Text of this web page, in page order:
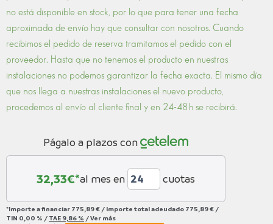
1.199,00 €.699,00 €.
no está disponible en stock, por lo que para tener una fecha
aproximada de envío hay que consultar con nosotros. Cuando
recibimos el pedido de reserva tramitamos el pedido con el
proveedor. Hasta que no tenemos el producto en nuestras
instalaciones no podemos garantizar la fecha exacta. El mismo día
que nos llega a nuestras instalaciones el nuevo producto,
procedemos al envío al cliente final y en 24-48 h se recibirá.
Págalo a plazos con
32,33€*al mes en cuotas
*Importe a financiar 775,89 € / Importe total adeudado 775,89 € /
TIN 0,00 % / TAE 9,86 % /Ver más
SIN
cantidad